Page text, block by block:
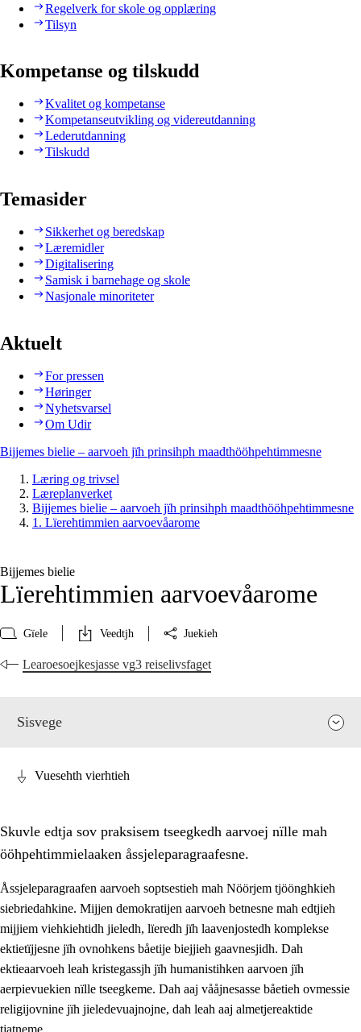
Regelverk for skole og opplæring
Tilsyn
Kompetanse og tilskudd
Kvalitet og kompetanse
Kompetanseutvikling og videreutdanning
Lederutdanning
Tilskudd
Temasider
Sikkerhet og beredskap
Læremidler
Digitalisering
Samisk i barnehage og skole
Nasjonale minoriteter
Aktuelt
For pressen
Høringer
Nyhetsvarsel
Om Udir
Bijjemes bielie – aarvoeh jïh prinsihph maadthööhpehtimmesne
Læring og trivsel
Læreplanverket
Bijjemes bielie – aarvoeh jïh prinsihph maadthööhpehtimmesne
1. Lïerehtimmien aarvoevåarome
Bijjemes bielie
Lïerehtimmien aarvoevåarome
Gïele Veedtjh Juekieh
Learoesoejkesjasse vg3 reiselivsfaget
Sisvege
1. Lïerehtimmien aarvoevåarome
1.1 Almetjeaarvoe
1.2 Identiteete jïh kulturellen gellievoete
Vuesehth vierhtieh
Skuvle edtja sov praksisem tseegkedh aarvoej nïlle mah
ööhpehtimmielaaken åssjeleparagraafesne.
Åssjeleparagraafen aarvoeh soptsestieh mah Nöörjem tjöönghkieh
siebriedahkine. Mijjen demokratijen aarvoeh betnesne mah edtjieh
mijjiem viehkiehtidh jieledh, lïeredh jïh laavenjostedh komplekse
ektietïjjesne jïh ovnohkens båetije biejjieh gaavnesjidh. Dah
ektieaarvoeh leah kristegassjh jïh humanistihken aarvoen jïh
aerpievuekien nïlle tseegkeme. Dah aaj vååjnesasse båetieh ovmessie
religijovnine jïh jieledevuajnojne, dah leah aaj almetjereaktide